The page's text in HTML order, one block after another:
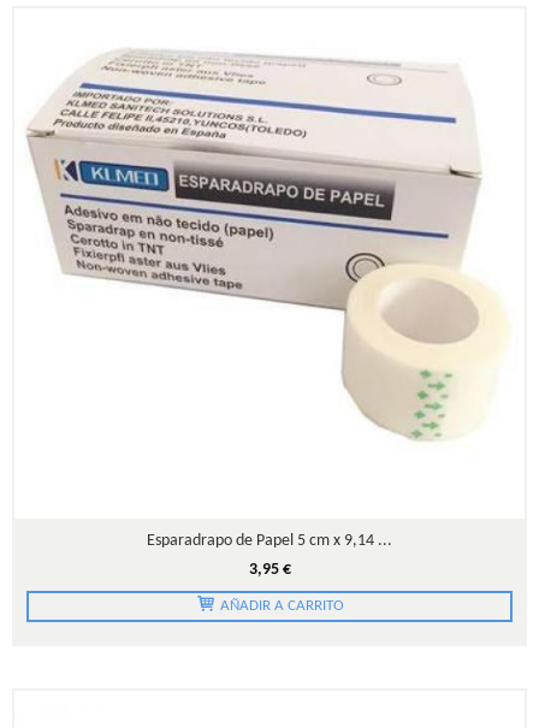
Esparadrapo de Papel 5 cm x 9,14 ...
3,95 €
AÑADIR A CARRITO